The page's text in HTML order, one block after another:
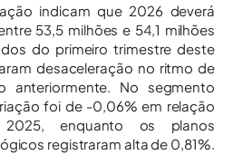
indicam que 2026 deverá
53,5 milhões e 54,1 milhões
do primeiro trimestre deste
desaceleração no ritmo de
anteriormente. No segmento
foi de -0,06% em relação
enquanto os planos
registraram alta de 0,81%.